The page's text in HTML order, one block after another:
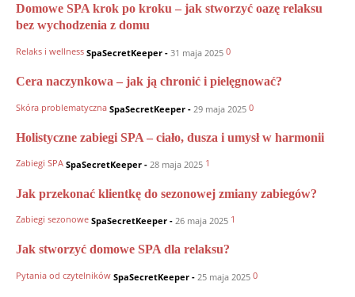
Domowe SPA krok po kroku – jak stworzyć oazę relaksu
bez wychodzenia z domu
Relaks i wellness SpaSecretKeeper - 31 maja 2025 0
Cera naczynkowa – jak ją chronić i pielęgnować?
Skóra problematyczna SpaSecretKeeper - 29 maja 2025 0
Holistyczne zabiegi SPA – ciało, dusza i umysł w harmonii
Zabiegi SPA SpaSecretKeeper - 28 maja 2025 1
Jak przekonać klientkę do sezonowej zmiany zabiegów?
Zabiegi sezonowe SpaSecretKeeper - 26 maja 2025 1
Jak stworzyć domowe SPA dla relaksu?
Pytania od czytelników SpaSecretKeeper - 25 maja 2025 0